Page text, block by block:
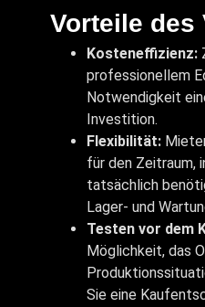
Vorteile des
Kosteneffizienz:
professionellem
Notwendigkeit
Investition.
Flexibilität:
für den Zeitraum,
tatsächlich
Lager- und
Testen vor dem
Möglichkeit, das
Sie eine